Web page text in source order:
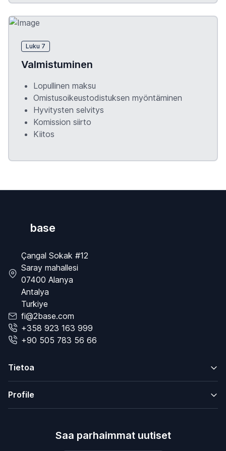
Luku 7
Valmistuminen
Lopullinen maksu
Omistusoikeustodistuksen myöntäminen
Hyvitysten selvitys
Komission siirto
Kiitos
base
Çangal Sokak #12
Saray mahallesi
07400 Alanya
Antalya
Turkiye
fi@2base.com
+358 923 163 999
+90 505 783 56 66
Tietoa
Profile
Saa parhaimmat uutiset